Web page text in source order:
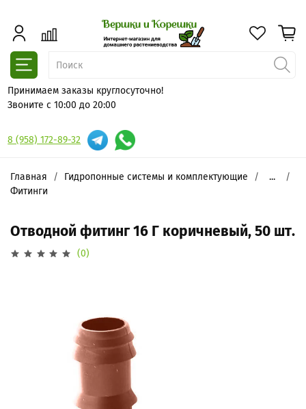
Принимаем заказы круглосуточно!
Звоните с 10:00 до 20:00
8 (958) 172-89-32
Главная Гидропонные системы и комплектующие
...
Фитинги
Отводной фитинг 16 Г коричневый, 50 шт.
(0)